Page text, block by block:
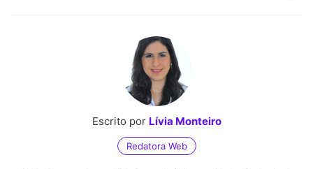
Escrito por Lívia Monteiro
Redatora Web